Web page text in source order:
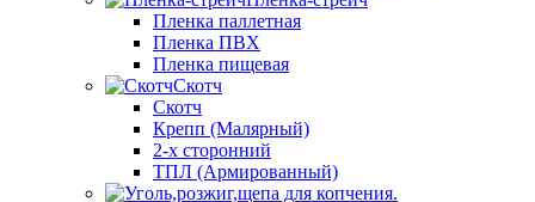
Пленка паллетная
Пленка ПВХ
Пленка пищевая
Скотч
Скотч
Крепп (Малярный)
2-х сторонний
ТПЛ (Армированный)